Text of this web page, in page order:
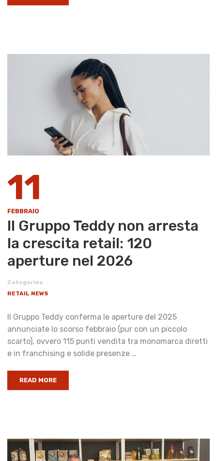
11
FEBBRAIO
Il Gruppo Teddy non arresta
la crescita retail: 120
aperture nel 2026
Categories
RETAIL NEWS
Il Gruppo Teddy conferma le aperture del 2025
annunciate lo scorso febbraio (pur con un piccolo
scarto), ovvero 115 punti vendita tra monomarca diretti
e in franchising e solide presenze …
READ MORE